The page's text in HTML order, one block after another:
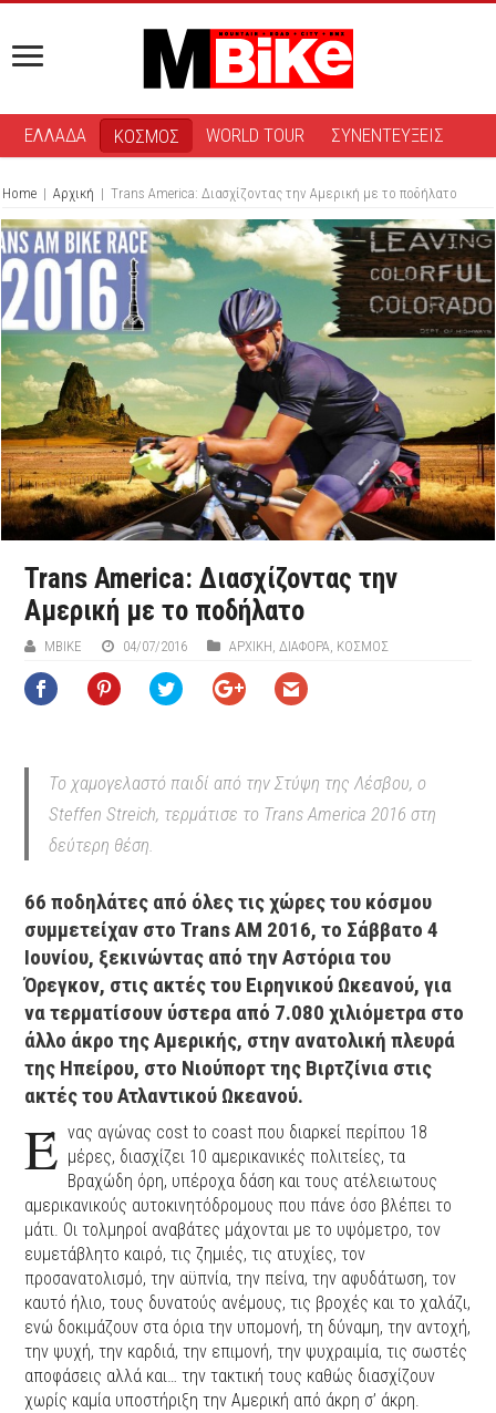
ΕΛΛΑΔΑ ΚΟΣΜΟΣ WORLD TOUR ΣΥΝΕΝΤΕΥΞΕΙΣ
Home | Αρχική | Trans America: Διασχίζοντας την Αμερική με το ποδήλατο
Trans America: Διασχίζοντας την
Αμερική με το ποδήλατο
MBIKE 04/07/2016 ΑΡΧΙΚΉ,ΔΙΆΦΟΡΑ, ΚΟΣΜΟΣ
Το χαμογελαστό παιδί από την Στύψη της Λέσβου, ο
Steffen Streich, τερμάτισε το Trans America 2016 στη
δεύτερη θέση.
66 ποδηλάτες από όλες τις χώρες του κόσμου
συμμετείχαν στο Trans AM 2016, το Σάββατο 4
Ιουνίου, ξεκινώντας από την Αστόρια του
Όρεγκον, στις ακτές του Ειρηνικού Ωκεανού, για
να τερματίσουν ύστερα από 7.080 χιλιόμετρα στο
άλλο άκρο της Αμερικής, στην ανατολική πλευρά
της Ηπείρου, στο Νιούπορτ της Βιρτζίνια στις
ακτές του Ατλαντικού Ωκεανού.
Έ νας αγώνας cost to coast που διαρκεί περίπου 18
μέρες, διασχίζει 10 αμερικανικές πολιτείες, τα
Βραχώδη όρη, υπέροχα δάση και τους ατέλειωτους
αμερικανικούς αυτοκινητόδρομους που πάνε όσο βλέπει το
μάτι. Οι τολμηροί αναβάτες μάχονται με το υψόμετρο, τον
ευμετάβλητο καιρό, τις ζημιές, τις ατυχίες, τον
προσανατολισμό, την αϋπνία, την πείνα, την αφυδάτωση, τον
καυτό ήλιο, τους δυνατούς ανέμους, τις βροχές και το χαλάζι,
ενώ δοκιμάζουν στα όρια την υπομονή, τη δύναμη, την αντοχή,
την ψυχή, την καρδιά, την επιμονή, την ψυχραιμία, τις σωστές
αποφάσεις αλλά και… την τακτική τους καθώς διασχίζουν
χωρίς καμία υποστήριξη την Αμερική από άκρη σ’ άκρη.